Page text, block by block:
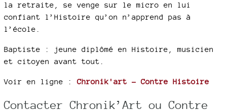
la retraite, se venge sur le micro en lui
confiant l’Histoire qu’on n’apprend pas à
l’école.
Baptiste : jeune diplômé en Histoire, musicien
et citoyen avant tout.
Voir en ligne :Chronik'art - Contre Histoire
Contacter Chronik’Art ou Contre